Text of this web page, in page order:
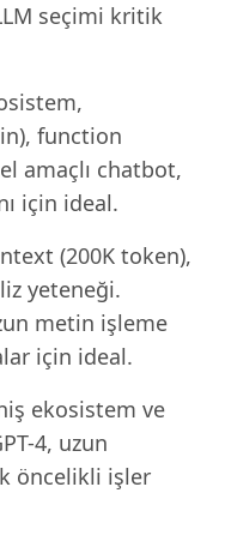
seçimi kritik
function
amaçlı chatbot,
için ideal.
(200K token),
yeteneği.
metin işleme
için ideal.
ekosistem ve
4, uzun
öncelikli işler